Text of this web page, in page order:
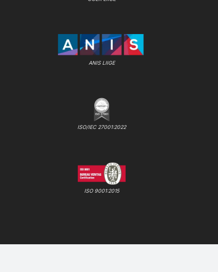
ANIS LIIGE
ISO/IEC 27001:2022
ISO 9001:2015